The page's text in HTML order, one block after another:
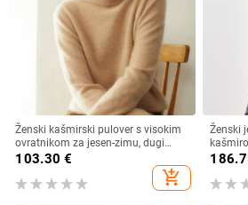
Ženski kašmirski pulover s visokim
ovratnikom za jesen-zimu, dugi
rukav, gusta pletenina
103.30 €
add_shopping_cart
Ženski
uski